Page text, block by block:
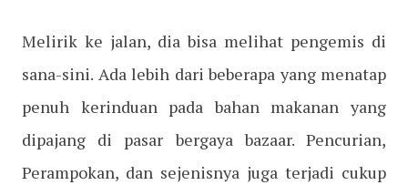
Melirik ke jalan, dia bisa melihat pengemis di
sana-sini. Ada lebih dari beberapa yang menatap
penuh kerinduan pada bahan makanan yang
dipajang di pasar bergaya bazaar. Pencurian,
Perampokan, dan sejenisnya juga terjadi cukup